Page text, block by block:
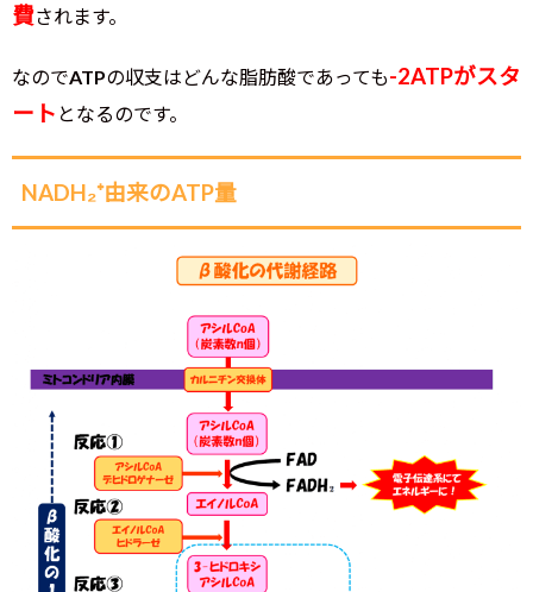
費されます。
なのでATPの収支はどんな脂肪酸であっても-2ATPがスタ
ート となるのです。
NADH₂⁺由来のATP量